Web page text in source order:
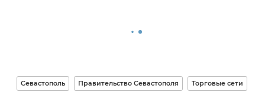
Севастополь Правительство Севастополя Торговые сети